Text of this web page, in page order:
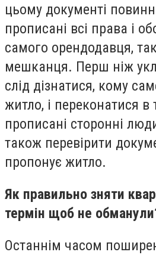
цьому документі
прописані всі права і
самого орендодавця,
мешканця. Перш ніж
слід дізнатися, кому
житло, і переконатися
прописані сторонні
також перевірити
пропонує житло.
Як правильно зняти
термін щоб не
Останнім часом